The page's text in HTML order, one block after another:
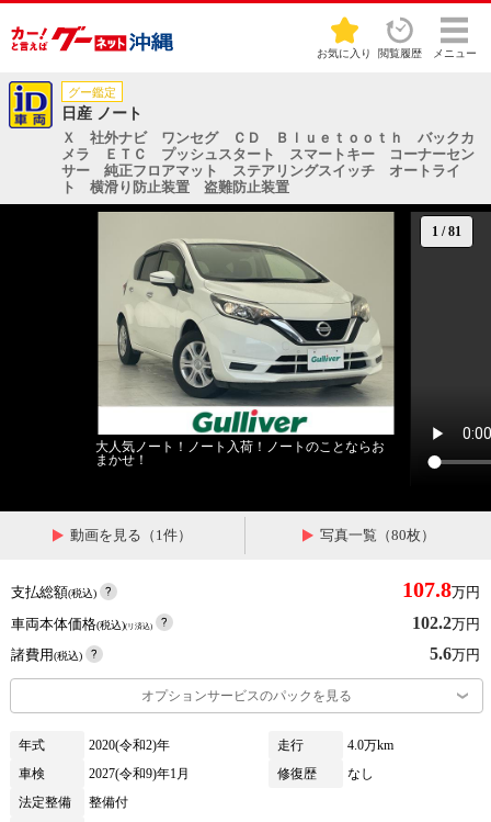
お気に入り 閲覧履歴 メニュー
グー鑑定
日産 ノート
Ｘ 社外ナビ ワンセグ ＣＤ Ｂｌｕｅｔｏｏｔｈ バックカ
メラ ＥＴＣ プッシュスタート スマートキー コーナーセン
サー 純正フロアマット ステアリングスイッチ オートライ
ト 横滑り防止装置 盗難防止装置
1 /81
大人気ノート！ノート入荷！ノートのことならお
まかせ！
動画を見る（1件） 写真一覧（80枚）
支払総額(税込) 107.8万円
車両本体価格(税込)(リ済込) 102.2万円
諸費用(税込) 5.6万円
オプションサービスのパックを見る
年式 2020(令和2)年 走行
4.0万km
車検
2027(令和9)年1月 修復歴
なし
法定整備
整備付